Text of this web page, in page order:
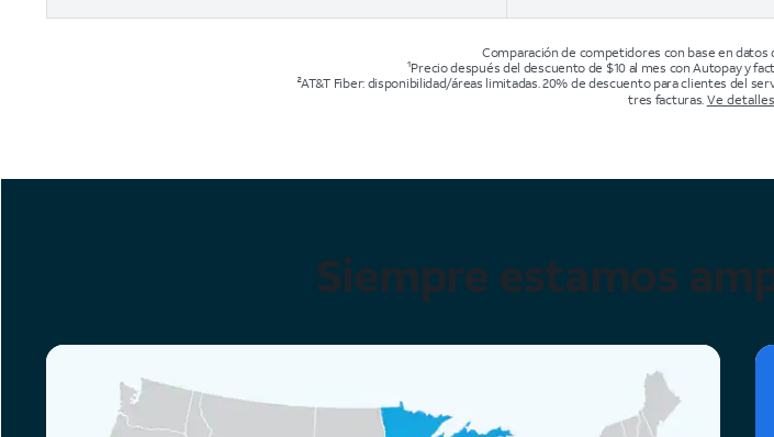
Comparación de competidores con base en
¹Precio después del descuento de $10 al mes con Autopay y
²AT&T Fiber: disponibilidad/áreas limitadas. 20% de descuento para clientes del
tres facturas. Ve
Siempre estamos